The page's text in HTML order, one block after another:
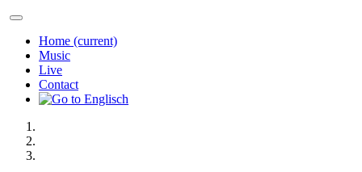
Home (current)
Music
Live
Contact